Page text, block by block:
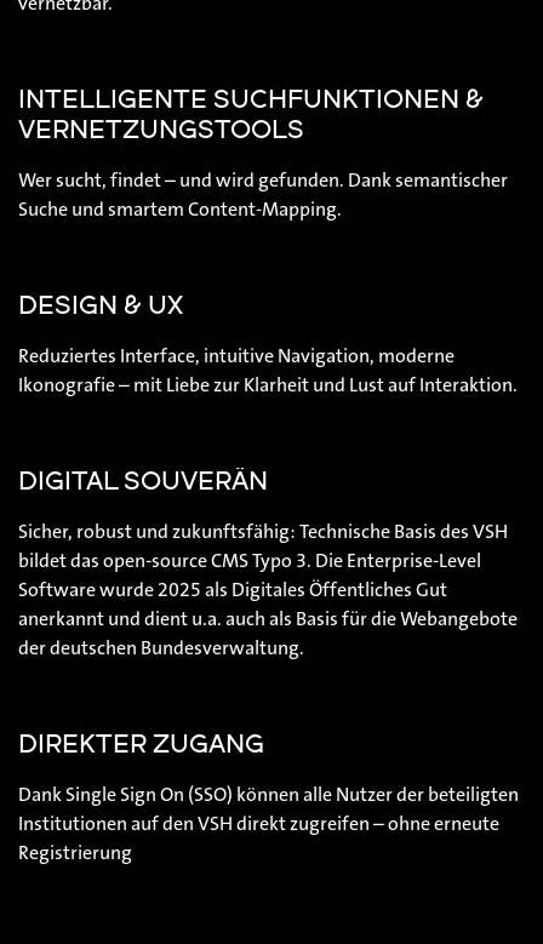
INTELLIGENTE SUCHFUNKTIONEN &
VERNETZUNGSTOOLS
Wer sucht, findet – und wird gefunden. Dank semantischer
Suche und smartem Content-Mapping.
DESIGN & UX
Reduziertes Interface, intuitive Navigation, moderne
Ikonografie – mit Liebe zur Klarheit und Lust auf Interaktion.
DIGITAL SOUVERÄN
Sicher, robust und zukunftsfähig: Technische Basis des VSH
bildet das open-source CMS Typo 3. Die Enterprise-Level
Software wurde 2025 als Digitales Öffentliches Gut
anerkannt und dient u.a. auch als Basis für die Webangebote
der deutschen Bundesverwaltung.
DIREKTER ZUGANG
Dank Single Sign On (SSO) können alle Nutzer der beteiligten
Institutionen auf den VSH direkt zugreifen – ohne erneute
Registrierung